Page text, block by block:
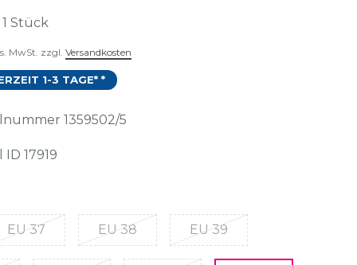
1 Stück
MwSt. zzgl. Versandkosten
1-3 TAGE* *
1359502/5
ID 17919
EU 37 EU 38 EU 39